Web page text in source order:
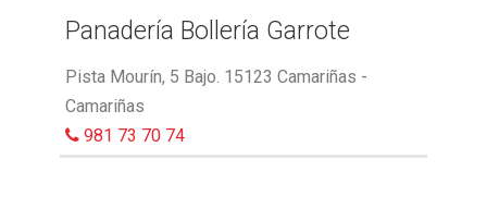
Panadería Bollería Garrote
Pista Mourín, 5 Bajo. 15123 Camariñas -
Camariñas
981 73 70 74